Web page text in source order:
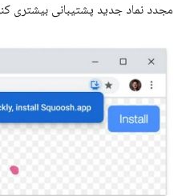
مجدد نماد جدید پشتیبانی بیشتری